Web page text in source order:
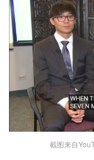
截图来自